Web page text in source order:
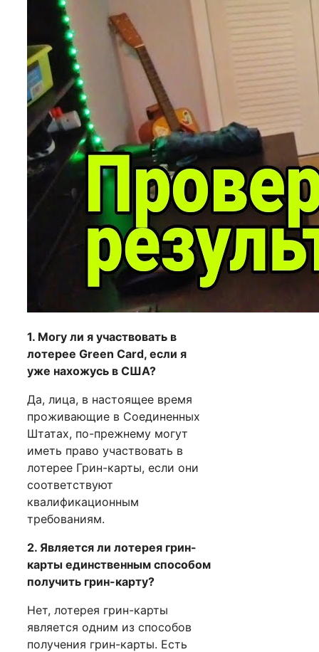
1. Могу ли я участвовать в
лотерее Green Card, если я
уже нахожусь в США?
Да, лица, в настоящее время
проживающие в Соединенных
Штатах, по-прежнему могут
иметь право участвовать в
лотерее Грин-карты, если они
соответствуют
квалификационным
требованиям.
2. Является ли лотерея грин-
карты единственным способом
получить грин-карту?
Нет, лотерея грин-карты
является одним из способов
получения грин-карты. Есть